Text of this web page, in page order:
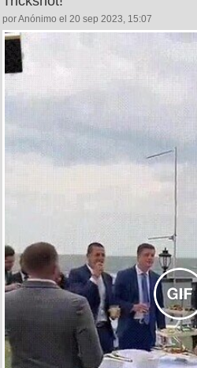
por Anónimo el 20 sep 2023, 15:07